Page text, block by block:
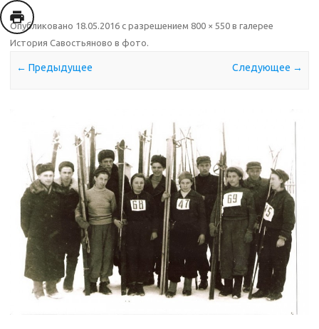
Опубликовано 18.05.2016 с разрешением 800 × 550 в галерее
История Савостьяново в фото.
← Предыдущее Следующее →